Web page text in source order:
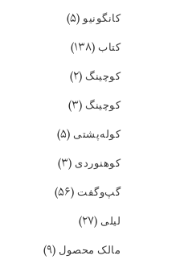
کانگونیو(۵)
کتاب (۱۳۸)
کوچینگ (۲)
کوچینگ (۳)
کوله‌پشتی (۵)
کوهنوردی (۳)
گپ‌و‌گفت (۵۶)
لیلی (۲۷)
مالک محصول (۹)